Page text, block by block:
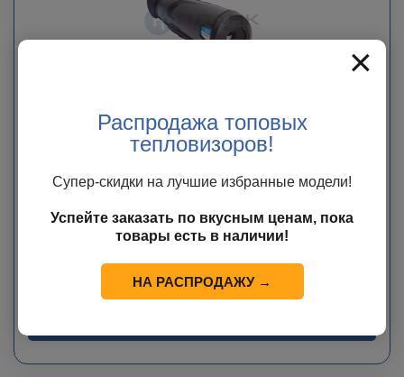
Тепловизор DALI-IRtech S252H
В наличии
37 000руб.
23 000руб.
×
Распродажа топовых
тепловизоров!
Супер-скидки на лучшие избранные модели!
Успейте заказать по вкусным ценам, пока
товары есть в наличии!
НА РАСПРОДАЖУ →